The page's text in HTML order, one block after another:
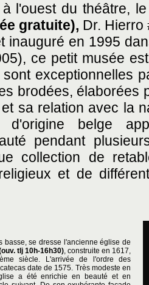
à l'ouest du théâtre,
gratuite), Dr.
inauguré en 1995
ce petit musée
sont exceptionnelles
brodées, élaborées
sa relation avec la
d'origine belge
pendant
collection de
et de
basse, se dresse l'ancienne église de
tlj 10h-16h30), construite en 1617,
siècle. L'arrivée de l'ordre des
date de 1575. Très modeste en
a été enrichie en beauté et en